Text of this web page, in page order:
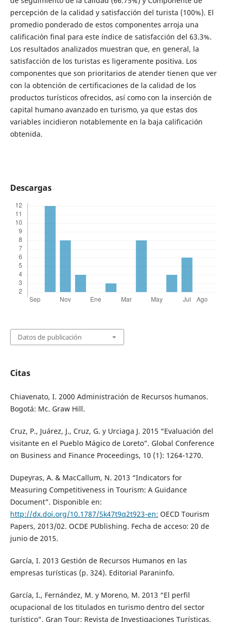
percepción de la calidad y satisfacción del turista (100%). El
promedio ponderado de estos componentes arroja una
calificación final para este índice de satisfacción del 63.3%.
Los resultados analizados muestran que, en general, la
satisfacción de los turistas es ligeramente positiva. Los
componentes que son prioritarios de atender tienen que ver
con la obtención de certificaciones de la calidad de los
productos turísticos ofrecidos, así como con la inserción de
capital humano avanzado en turismo, ya que estas dos
variables incidieron notablemente en la baja calificación
obtenida.
Descargas
Datos de publicación
Citas
Chiavenato, I. 2000 Administración de Recursos humanos.
Bogotá: Mc. Graw Hill.
Cruz, P., Juárez, J., Cruz, G. y Urciaga J. 2015 “Evaluación del
visitante en el Pueblo Mágico de Loreto”. Global Conference
on Business and Finance Proceedings, 10 (1): 1264-1270.
Dupeyras, A. & MacCallum, N. 2013 “Indicators for
Measuring Competitiveness in Tourism: A Guidance
Document”. Disponible en:
http://dx.doi.org/10.1787/5k47t9q2t923-en: OECD Tourism
Papers, 2013/02. OCDE PUblishing. Fecha de acceso: 20 de
junio de 2015.
García, I. 2013 Gestión de Recursos Humanos en las
empresas turísticas (p. 324). Editorial Paraninfo.
García, I., Fernández, M. y Moreno, M. 2013 “El perfil
ocupacional de los titulados en turismo dentro del sector
turístico”. Gran Tour: Revista de Investigaciones Turísticas,